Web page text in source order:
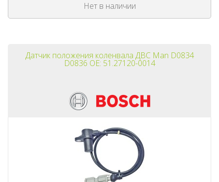
Нет в наличии
Датчик положения коленвала ДВС Man D0834
D0836 OE: 51.27120-0014